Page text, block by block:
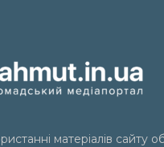
матеріалів сайту